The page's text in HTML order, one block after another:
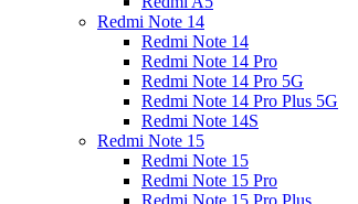
Redmi Note 14
Redmi Note 14
Redmi Note 14 Pro
Redmi Note 14 Pro 5G
Redmi Note 14 Pro Plus 5G
Redmi Note 14S
Redmi Note 15
Redmi Note 15
Redmi Note 15 Pro
Redmi Note 15 Pro Plus